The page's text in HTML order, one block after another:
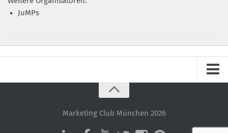
JuMPs
Datenschutz – ganz einfach!
Datenschutzerklärung
Marketing Club München 2026